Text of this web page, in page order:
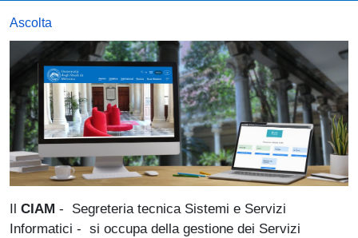
Ascolta
Il CIAM - Segreteria tecnica Sistemi e Servizi
Informatici - si occupa della gestione dei Servizi